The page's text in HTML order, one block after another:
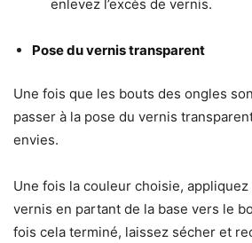
enlevez l’excès de vernis.
Pose du vernis transparent
Une fois que les bouts des ongles
passer à la pose du vernis
envies.
Une fois la couleur choisie,
vernis en partant de la base vers le
fois cela terminé, laissez sécher et